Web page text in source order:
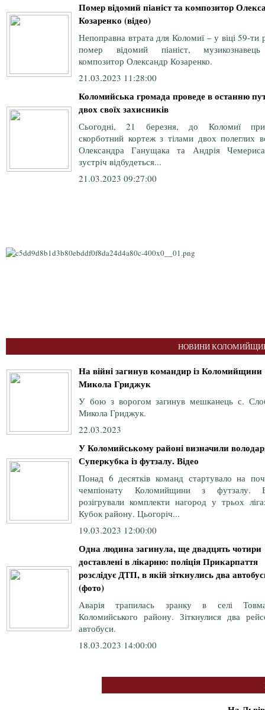
Помер відомий піаніст та композитор
Козаренко (відео)
Непоправна втрата для Коломиї – у віці 59-ти
помер відомий піаніст,
композитор Олександр Козаренко.
21.03.2023 11:28:00
Коломийська громада проведе в останню
двох своїх захисників
Сьогодні, 21 березня, до Коломиї
скорботний кортеж з тілами двох полеглих
Олександра Ганущака та Андрія
зустріч відбудеться...
21.03.2023 09:27:00
НОВИНИ
На війні загинув командир із Коломийщини
Микола Гриджук
У бою з ворогом загинув мешканець с.
Микола Гриджук.
22.03.2023
У Коломийському районі визначили
Суперкубка із футзалу. Відео
Понад 6 десятків команд стартувало на
чемпіонату Коломийщини з футзалу.
розігрували комплекти нагород у трьох
Кубок району. Цьогоріч...
19.03.2023 12:00:00
Одна людина загинула, ще двадцять чотири
доставлені в лікарню: поліція Прикарпаття
розслідує ДТП, в якій зіткнулись два
(фото)
Аварія трапилась зранку в селі
Коломийського району. Зіткнулися два
автобуси.
18.03.2023 14:00:00